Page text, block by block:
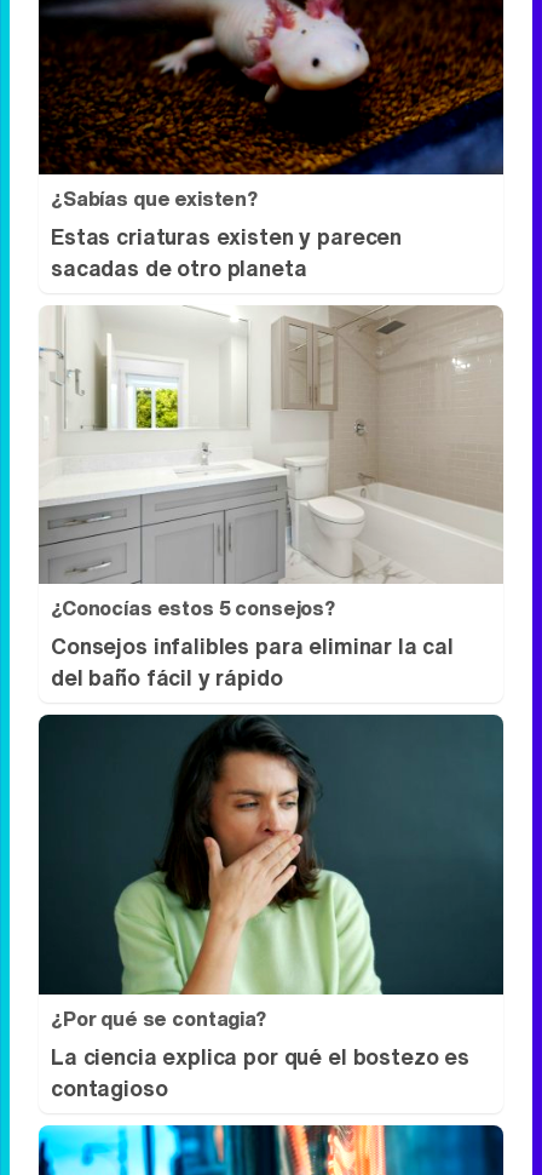
Pasaportes que abren puertas
Los pasaportes más poderosos del
mundo, ¿está el tuyo?
¿Sabías que existen?
Estas criaturas existen y parecen
sacadas de otro planeta
¿Conocías estos 5 consejos?
Consejos infalibles para eliminar la cal
del baño fácil y rápido